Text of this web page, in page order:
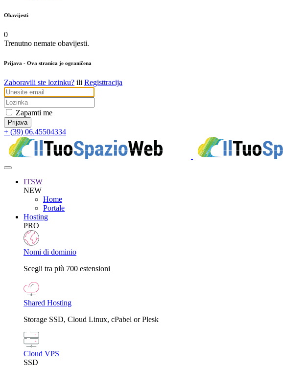
Obavijesti
0
Trenutno nemate obavijesti.
Prijava - Ova stranica je ograničena
Zaboravili ste lozinku? ili Registtracija
Zapamti me
+ (39) 06.45504334
ITSW
NEW
Home
Portale
Hosting
PRO
Nomi di dominio
Scegli tra più 700 estensioni
Shared Hosting
Storage SSD, Cloud Linux, cPabel or Plesk
Cloud VPS
SSD